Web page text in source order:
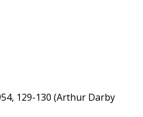
129-130 (Arthur Darby